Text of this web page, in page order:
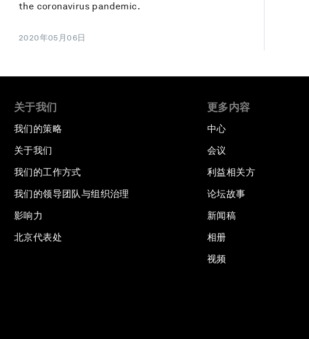
the coronavirus pandemic.
2020年05月06日
关于我们
我们的策略
关于我们
我们的工作方式
我们的领导团队与组织治理
影响力
北京代表处
更多内容
中心
会议
利益相关方
论坛故事
新闻稿
相册
视频